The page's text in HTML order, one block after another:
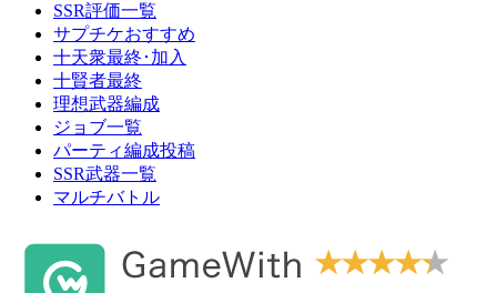
SSR評価一覧
サプチケおすすめ
十天衆最終･加入
十賢者最終
理想武器編成
ジョブ一覧
パーティ編成投稿
SSR武器一覧
マルチバトル